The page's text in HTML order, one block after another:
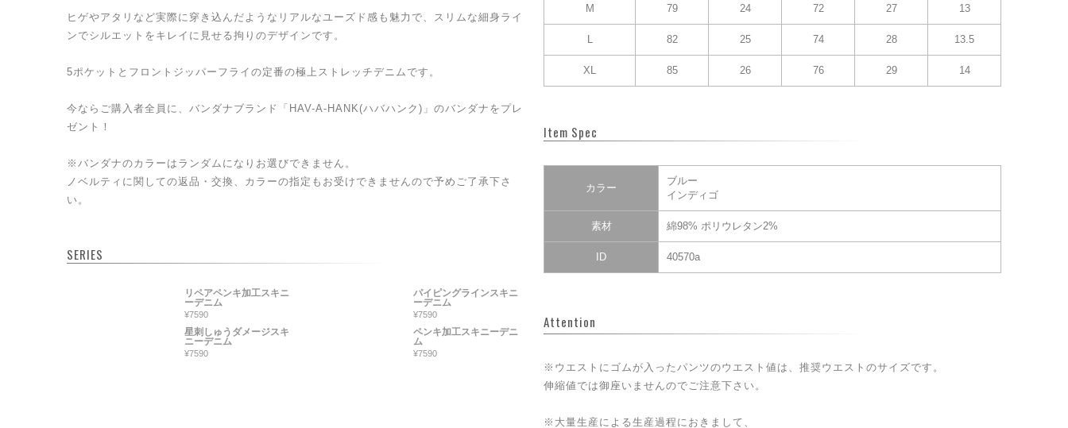
ヒゲやアタリなど実際に穿き込んだようなリアルなユーズド感も魅力で、スリムな細身ライ
ンでシルエットをキレイに見せる拘りのデザインです。
5ポケットとフロントジッパーフライの定番の極上ストレッチデニムです。
今ならご購入者全員に、バンダナブランド「HAV-A-HANK(ハバハンク)」のバンダナをプレ
ゼント！
※バンダナのカラーはランダムになりお選びできません。
ノベルティに関しての返品・交換、カラーの指定もお受けできませんので予めご了承下さ
い。
SERIES
リペアペンキ加工スキニ
ーデニム
¥7590
パイピングラインスキニ
ーデニム
¥7590
星刺しゅうダメージスキ
ニーデニム
¥7590
ペンキ加工スキニーデニ
ム
¥7590
M 79 24 72 27 13
L 82 25 74 28 13.5
XL 85 26 76 29 14
Item Spec
カラー
ブルー
インディゴ
素材 綿98% ポリウレタン2%
ID 40570a
Attention
※ウエストにゴムが入ったパンツのウエスト値は、推奨ウエストのサイズです。
伸縮値では御座いませんのでご注意下さい。
※大量生産による生産過程におきまして、